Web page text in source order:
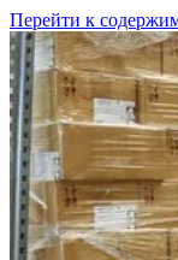
Перейти к